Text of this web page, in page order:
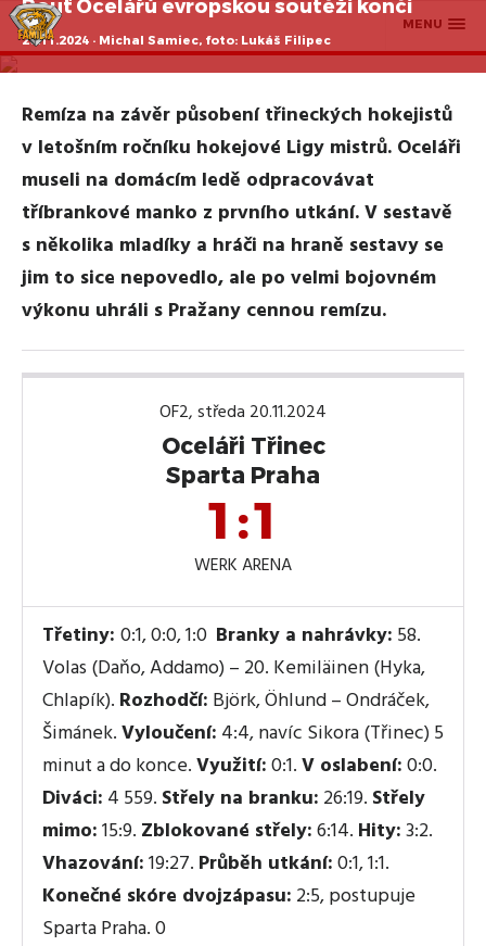
MENU
Pouť Ocelářů evropskou soutěží končí
20.11.2024 · Michal Samiec, foto: Lukáš Filipec
Remíza na závěr působení třineckých hokejistů
v letošním ročníku hokejové Ligy mistrů. Oceláři
museli na domácím ledě odpracovávat
tříbrankové manko z prvního utkání. V sestavě
s několika mladíky a hráči na hraně sestavy se
jim to sice nepovedlo, ale po velmi bojovném
výkonu uhráli s Pražany cennou remízu.
OF2, středa 20.11.2024
Oceláři Třinec
Sparta Praha
1:1
WERK ARENA
Třetiny: 0:1, 0:0, 1:0 Branky a nahrávky: 58.
Volas (Daňo, Addamo) – 20. Kemiläinen (Hyka,
Chlapík). Rozhodčí: Björk, Öhlund – Ondráček,
Šimánek.Vyloučení: 4:4, navíc Sikora (Třinec) 5
minut a do konce.Využití:0:1.V oslabení:0:0.
Diváci: 4 559. Střely na branku: 26:19. Střely
mimo:15:9. Zblokované střely:6:14. Hity:3:2.
Vhazování:19:27. Průběh utkání:0:1, 1:1.
Konečné skóre dvojzápasu: 2:5, postupuje
Sparta Praha. 0